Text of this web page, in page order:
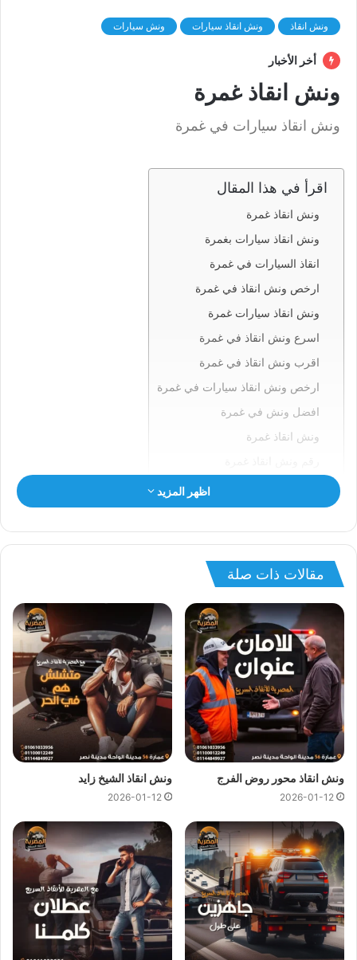
ونش انقاذ ونش انقاذ سيارات ونش سيارات
أخر الأخبار
ونش انقاذ غمرة
ونش انقاذ سيارات في غمرة
اقرأ في هذا المقال
ونش انقاذ غمرة
ونش انقاذ سيارات بغمرة
انقاذ السيارات في غمرة
ارخص ونش انقاذ في غمرة
ونش انقاذ سيارات غمرة
اسرع ونش انقاذ في غمرة
اقرب ونش انقاذ في غمرة
ارخص ونش انقاذ سيارات في غمرة
افضل ونش في غمرة
ونش انقاذ غمرة
ونش سيارات غمرة
انقاذ السيارات بغمرة
ونش انقاذ غمرة
ونش غمرة
ونش انقاذ غمرة
ونش انقاذ غمرةاسرع و ارخص ونش انقاذ
في غمرة بخصم 50%
لأننا ارخص ونش انقاذفي غمرة ونتميز باننااسرع ونش انقاذفي
غمرة وسعر ونش انقاذثابت لدينا ولن يتم مطالبتك بأي رسوم
إضافية أو إكرامية لان اسعار ونش انقاذ سيارات
لدينا تعتبر رمزية
لأننا نمتلكونش انقاذ قريبونقدم خدماتنا بارخص سعر و بأعلى
اقرب ونش انقاذفي غمرة ،فريق المساعدة على اتم الاستعداد
وجاهز دائما لمساعدتك في اي وقت خلال النهار او الليل لمساعدتك
تشمل خدمات الانقاذ السريع للسيارات في غمرة علي ما يلي:
انقاذالسيارات
نقل السيارات
اظهر المزيد
مقالات ذات صلة
ونش انقاذ محور روض الفرج
2026-01-12
ونش انقاذ الشيخ زايد
2026-01-12